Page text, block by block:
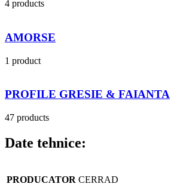
4 products
AMORSE
1 product
PROFILE GRESIE & FAIANTA
47 products
Date tehnice:
PRODUCATOR CERRAD